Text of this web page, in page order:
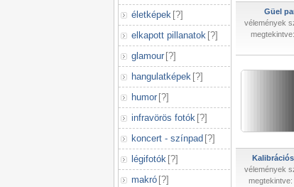
életképek [?]
elkapott pillanatok [?]
glamour [?]
hangulatképek [?]
humor [?]
infravörös fotók [?]
koncert - színpad [?]
légifotók [?]
makró [?]
Güel
vélemények
vélemények
megtekintve: